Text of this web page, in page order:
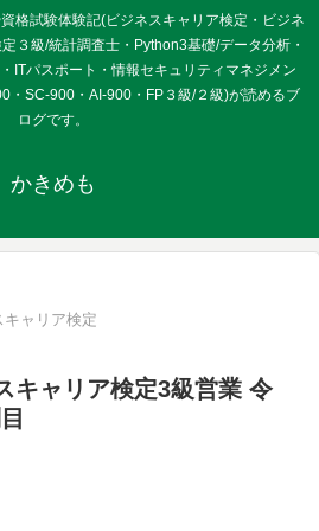
格試験体験記(ビジネスキャリア検定・ビジネ
３級/統計調査士・Python3基礎/データ分析・
ITパスポート・情報セキュリティマネジメン
・SC-900・AI-900・FP３級/２級)が読めるブ
ログです。
かきめも
キャリア検定
キャリア検定3級営業 令